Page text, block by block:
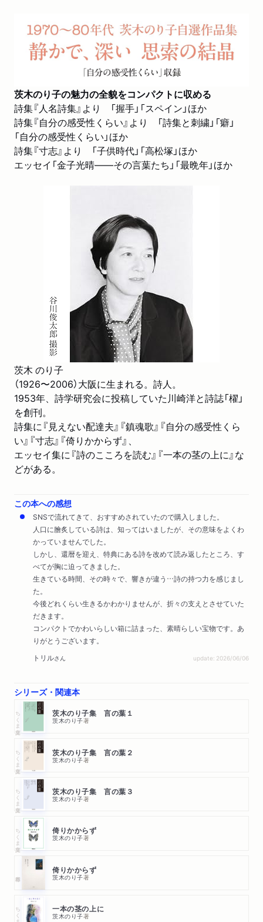
茨木のり子の魅力の全貌をコンパクトに収める
詩集『人名詩集』より 「握手」「スペイン」ほか
詩集『自分の感受性くらい』より 「詩集と刺繍」「癖」
「自分の感受性くらい」ほか
詩集『寸志』より 「子供時代」「高松塚」ほか
エッセイ「金子光晴――その言葉たち」「最晩年」ほか
茨木 のり子
（1926〜2006）大阪に生まれる。詩人。
1953年、詩学研究会に投稿していた川崎洋と詩誌「櫂」
を創刊。
詩集に『見えない配達夫』『鎮魂歌』『自分の感受性くら
い』『寸志』『倚りかからず』、
エッセイ集に『詩のこころを読む』『一本の茎の上に』な
どがある。
この本への感想
SNSで流れてきて、おすすめされていたので購入しました。
人口に膾炙している詩は、知ってはいましたが、その意味をよくわ
かっていませんでした。
しかし、還暦を迎え、特典にある詩を改めて読み返したところ、す
べてが胸に迫ってきました。
生きている時間、その時々で、響きが違う…詩の持つ力を感じまし
た。
今後どれくらい生きるかわかりませんが、折々の支えとさせていた
だきます。
コンパクトでかわいらしい箱に詰まった、素晴らしい宝物です。あ
りがとうございます。
トリルさん update: 2026/06/06
シリーズ・関連本
ちくま文庫 茨木のり子集 言の葉１
茨木のり子著
ちくま文庫 茨木のり子集 言の葉２
茨木のり子著
ちくま文庫 茨木のり子集 言の葉３
茨木のり子著
ちくま文庫 倚りかからず
茨木のり子著
倚りかからず
茨木のり子著
ちくま文庫 一本の茎の上に
茨木のり子著